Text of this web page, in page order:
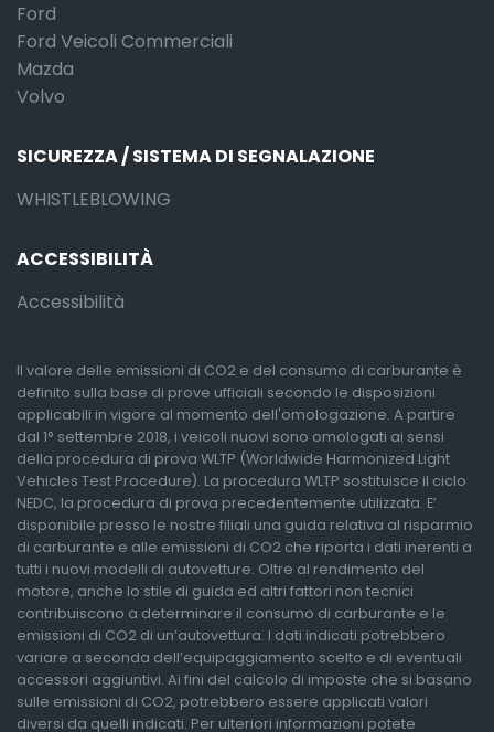
Ford
Ford Veicoli Commerciali
Mazda
Volvo
SICUREZZA / SISTEMA DI SEGNALAZIONE
WHISTLEBLOWING
ACCESSIBILITÀ
Accessibilità
Il valore delle emissioni di CO2 e del consumo di carburante è
definito sulla base di prove ufficiali secondo le disposizioni
applicabili in vigore al momento dell'omologazione. A partire
dal 1° settembre 2018, i veicoli nuovi sono omologati ai sensi
della procedura di prova WLTP (Worldwide Harmonized Light
Vehicles Test Procedure). La procedura WLTP sostituisce il ciclo
NEDC, la procedura di prova precedentemente utilizzata. E’
disponibile presso le nostre filiali una guida relativa al risparmio
di carburante e alle emissioni di CO2 che riporta i dati inerenti a
tutti i nuovi modelli di autovetture. Oltre al rendimento del
motore, anche lo stile di guida ed altri fattori non tecnici
contribuiscono a determinare il consumo di carburante e le
emissioni di CO2 di un’autovettura. I dati indicati potrebbero
variare a seconda dell’equipaggiamento scelto e di eventuali
accessori aggiuntivi. Ai fini del calcolo di imposte che si basano
sulle emissioni di CO2, potrebbero essere applicati valori
diversi da quelli indicati. Per ulteriori informazioni potete